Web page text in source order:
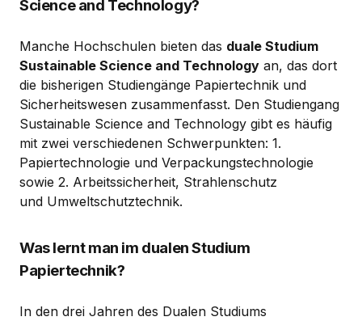
Science and Technology?
Manche Hochschulen bieten das duale Studium
Sustainable Science and Technology an, das dort
die bisherigen Studiengänge Papiertechnik und
Sicherheitswesen zusammenfasst. Den Studiengang
Sustainable Science and Technology gibt es häufig
mit zwei verschiedenen Schwerpunkten: 1.
Papiertechnologie und Verpackungstechnologie
sowie 2. Arbeitssicherheit, Strahlenschutz
und Umweltschutztechnik.
Was lernt man im dualen Studium
Papiertechnik?
In den drei Jahren des Dualen Studiums